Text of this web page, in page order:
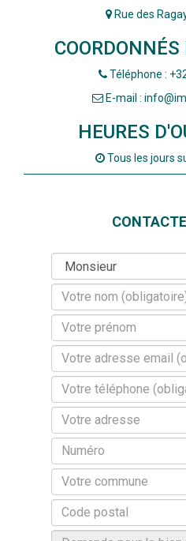
Rue des
Téléphone :
E-mail :
HEURES
Tous les jours